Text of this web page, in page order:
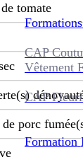
Formations
CAP
Vêtement
CAP
Formation
tomate
porc